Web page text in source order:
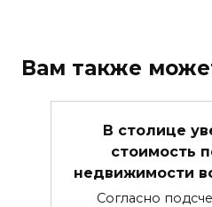
Вам также
В столице
стоимость
недвижимости
Согласно